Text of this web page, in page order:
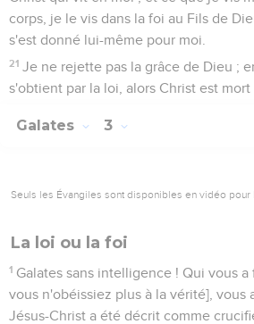
corps, je le vis dans la foi au Fils de
s'est donné lui-même pour moi.
21 Je ne rejette pas la grâce de Dieu ;
s'obtient par la loi, alors Christ est mort
Galates 3
Seuls les Évangiles sont disponibles en vidéo pour
La loi ou la foi
1 Galates sans intelligence ! Qui vous
vous n'obéissiez plus à la vérité], vous
Jésus-Christ a été décrit comme